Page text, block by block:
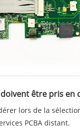
être pris en
lors de la
PCBA distant.